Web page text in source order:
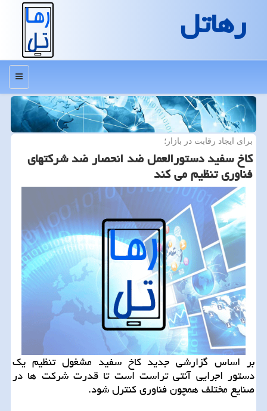
رهاتل
منو
برای ایجاد رقابت در بازار؛
كاخ سفید دستورالعمل ضد انحصار ضد شركتهای
فناوری تنظیم می كند
بر اساس گزارشی جدید کاخ سفید مشغول تنظیم یک
دستور اجرایی آنتی تراست است تا قدرت شرکت ها در
صنایع مختلف همچون فناوری کنترل شود.